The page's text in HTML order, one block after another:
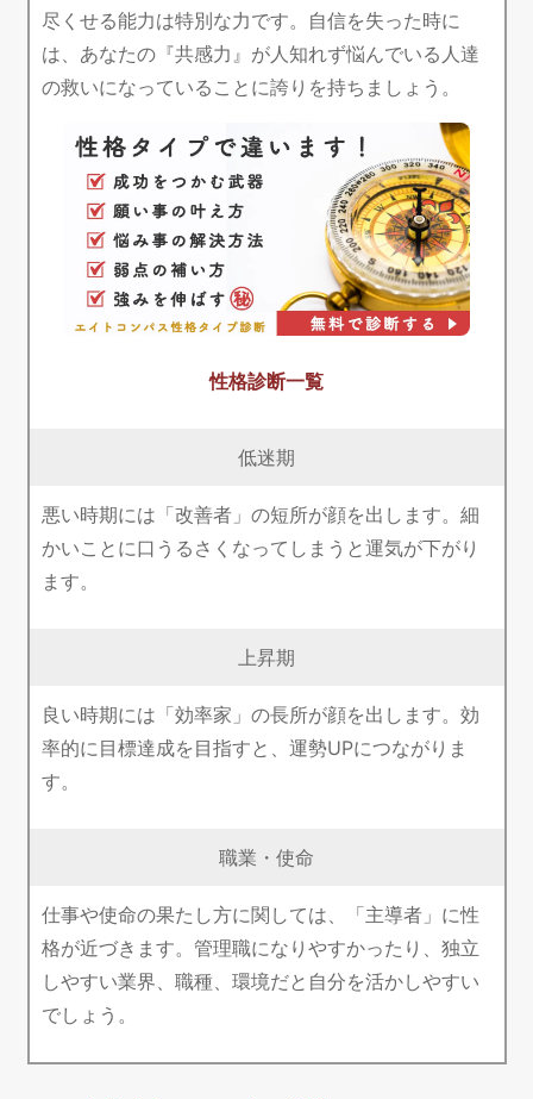
尽くせる能力は特別な力です。自信を失った時に
は、あなたの『共感力』が人知れず悩んでいる人達
の救いになっていることに誇りを持ちましょう。
性格診断一覧
低迷期
悪い時期には「改善者」の短所が顔を出します。細
かいことに口うるさくなってしまうと運気が下がり
ます。
上昇期
良い時期には「効率家」の長所が顔を出します。効
率的に目標達成を目指すと、運勢UPにつながりま
す。
職業・使命
仕事や使命の果たし方に関しては、「主導者」に性
格が近づきます。管理職になりやすかったり、独立
しやすい業界、職種、環境だと自分を活かしやすい
でしょう。